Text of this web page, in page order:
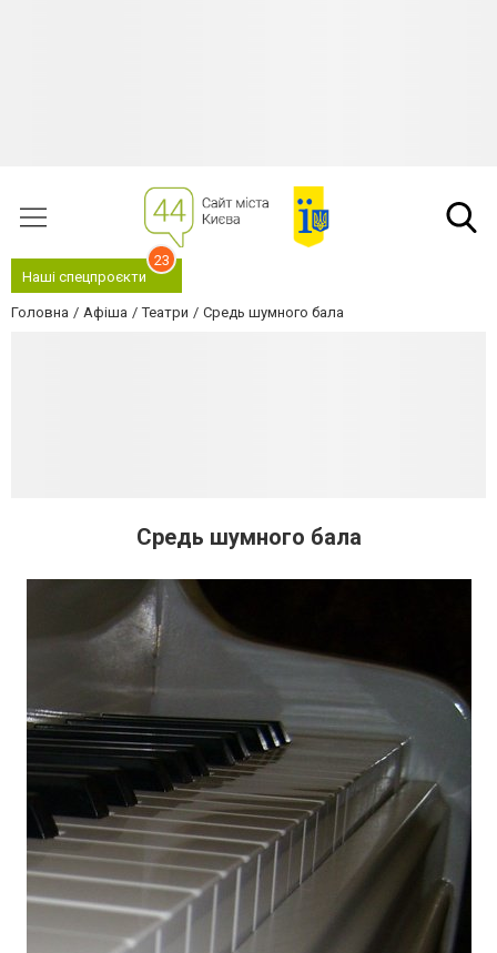
Наші спецпроєкти
23
Головна Афіша Театри Средь шумного бала
Средь шумного бала